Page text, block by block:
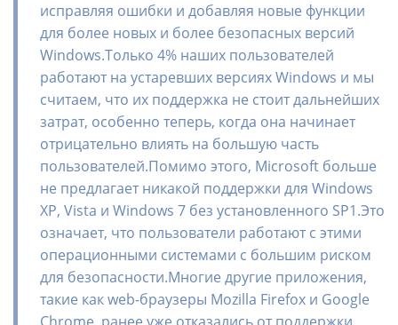
исправляя ошибки и добавляя новые функции
для более новых и более безопасных версий
Windows.Только 4% наших пользователей
работают на устаревших версиях Windows и мы
считаем, что их поддержка не стоит дальнейших
затрат, особенно теперь, когда она начинает
отрицательно влиять на большую часть
пользователей.Помимо этого, Microsoft больше
не предлагает никакой поддержки для Windows
XP, Vista и Windows 7 без установленного SP1.Это
означает, что пользователи работают с этими
операционными системами с большим риском
для безопасности.Многие другие приложения,
такие как web-браузеры Mozilla Firefox и Google